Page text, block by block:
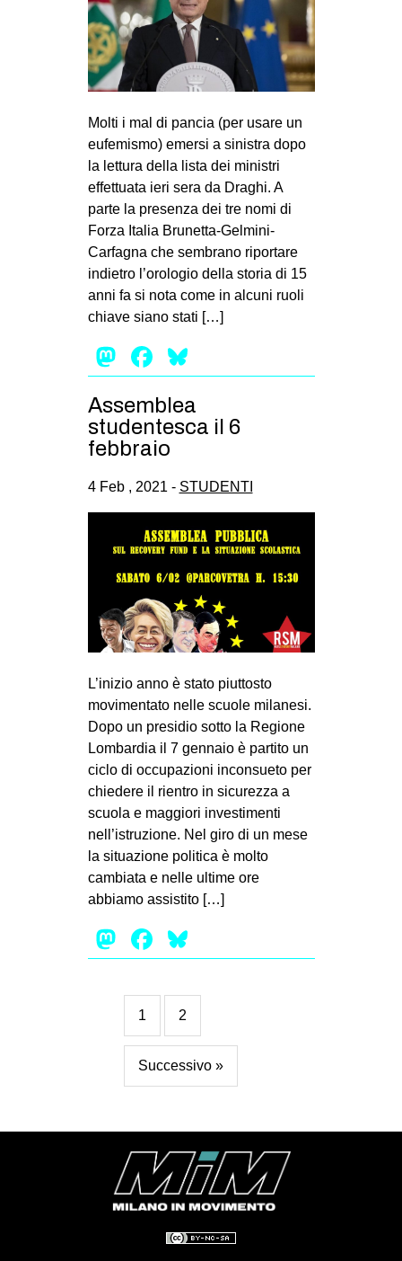
Molti i mal di pancia (per usare un
eufemismo) emersi a sinistra dopo
la lettura della lista dei ministri
effettuata ieri sera da Draghi. A
parte la presenza dei tre nomi di
Forza Italia Brunetta-Gelmini-
Carfagna che sembrano riportare
indietro l’orologio della storia di 15
anni fa si nota come in alcuni ruoli
chiave siano stati […]
Mastodon
Facebook
Assemblea
studentesca il 6
febbraio
4 Feb , 2021 - STUDENTI
L’inizio anno è stato piuttosto
movimentato nelle scuole milanesi.
Dopo un presidio sotto la Regione
Lombardia il 7 gennaio è partito un
ciclo di occupazioni inconsueto per
chiedere il rientro in sicurezza a
scuola e maggiori investimenti
nell’istruzione. Nel giro di un mese
la situazione politica è molto
cambiata e nelle ultime ore
abbiamo assistito […]
Mastodon
Facebook
1 2
Successivo »